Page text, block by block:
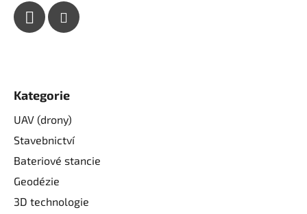
Kategorie
UAV (drony)
Stavebnictví
Bateriové stancie
Geodézie
3D technologie